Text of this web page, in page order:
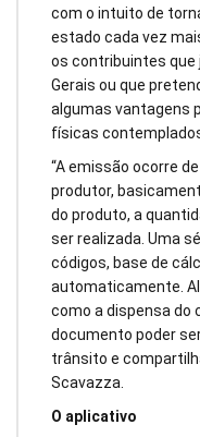
com o intuito de
estado cada vez
os contribuintes que
Gerais ou que
algumas vantagens
físicas
“A emissão ocorre
produtor,
do produto, a
ser realizada. Uma
códigos, base de
automaticamente.
como a dispensa do
documento poder
trânsito e
Scavazza.
O aplicativo